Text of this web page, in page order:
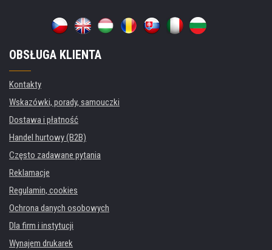
OBSŁUGA KLIENTA
Kontakty
Wskazówki, porady, samouczki
Dostawa i płatność
Handel hurtowy (B2B)
Często zadawane pytania
Reklamacje
Regulamin, cookies
Ochrona danych osobowych
Dla firm i instytucji
Wynajem drukarek